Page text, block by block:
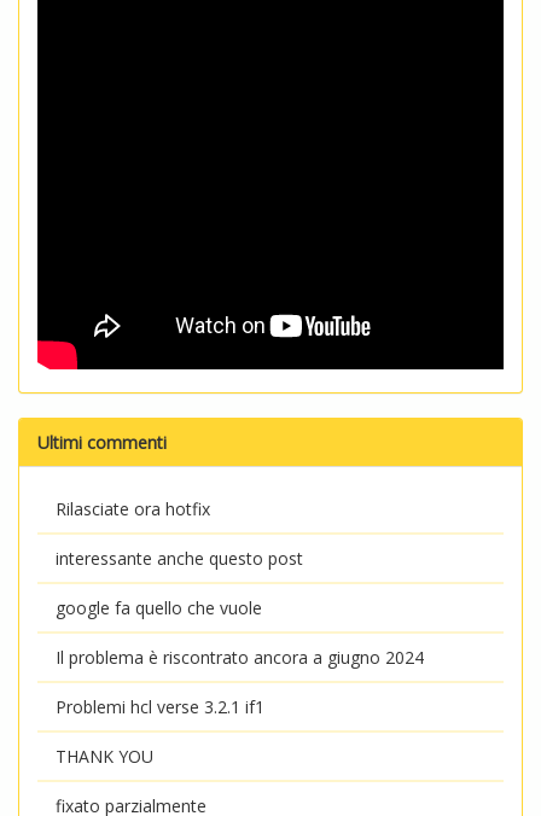
Ultimi commenti
Rilasciate ora hotfix
interessante anche questo post
google fa quello che vuole
Il problema è riscontrato ancora a giugno 2024
Problemi hcl verse 3.2.1 if1
THANK YOU
fixato parzialmente